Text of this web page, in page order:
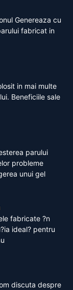
Genereaza cu
fabricat in
in mai multe
Beneficiile sale
parului
probleme
unui gel
fabricate ?n
ideal? pentru
discuta despre